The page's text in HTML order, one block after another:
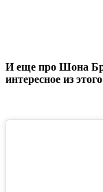
И еще про Шона
интересное из